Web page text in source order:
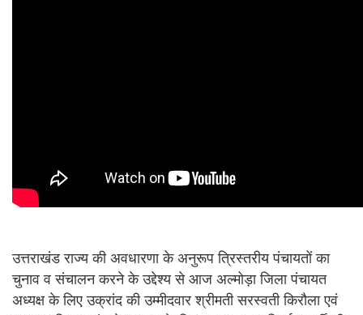
उत्तराखंड राज्य की अवधारणा के अनुरूप त्रिस्तरीय पंचायतों का
चुनाव व संचालन करने के उद्देश्य से आज अल्मोड़ा जिला पंचायत
अध्यक्ष के लिए उक्रांद की उम्मीदवार श्रीमती सरस्वती किरौला एवं